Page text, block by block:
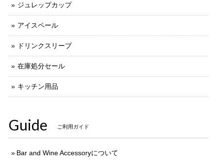
ジュレップカップ
アイスペール
ドリンクスリーブ
在庫処分セール
キッチン用品
Guide ご利用ガイド
Bar and Wine Accessoryについて